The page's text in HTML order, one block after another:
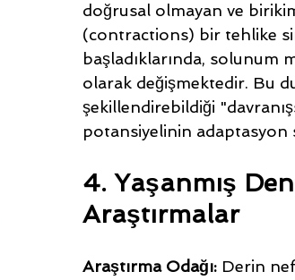
doğrusal olmayan ve
(contractions) bir tehlike
başladıklarında, solunum
olarak değişmektedir. Bu
şekillendirebildiği
potansiyelinin adaptasyon
4. Yaşanmış
Araştırmalar
Araştırma Odağı: Derin